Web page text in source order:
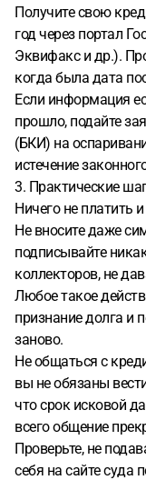
Получите свою
год через портал
Эквифакс и др.).
когда была дата
Если информация
прошло, подайте
(БКИ) на
истечение
3. Практические
Ничего не платить
Не вносите даже
подписывайте
коллекторов, не
Любое такое
признание долга и
заново.
Не общаться с
вы не обязаны
что срок исковой
всего общение
Проверьте, не
себя на сайте суда